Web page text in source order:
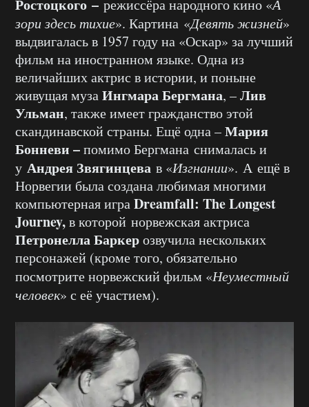
Ростоцкого – режиссёра народного кино «А
зори здесь тихие». Картина «Девять жизней»
выдвигалась в 1957 году на «Оскар» за лучший
фильм на иностранном языке. Одна из
величайших актрис в истории, и поныне
живущая музаИнгмара Бергмана, –Лив
Ульман, также имеет гражданство этой
скандинавской страны. Ещё одна –Мария
Бонневи –помимо Бергмана снималась и
у Андрея Звягинцева в «Изгнании». А ещё в
Норвегии была создана любимая многими
компьютерная играDreamfall: The Longest
Journey,в которой норвежская актриса
Петронелла Баркерозвучила нескольких
персонажей (кроме того, обязательно
посмотрите норвежский фильм «Неуместный
человек» с её участием).